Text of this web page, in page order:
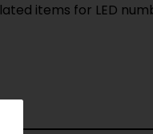
items for LED